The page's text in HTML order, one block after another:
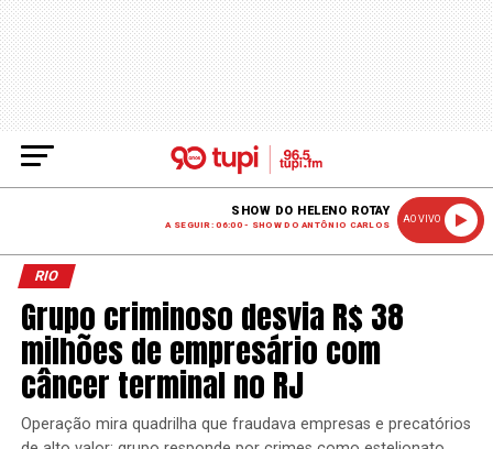
SHOW DO HELENO ROTAY
A SEGUIR: 06:00 - SHOW DO ANTÔNIO CARLOS
AO VIVO
RIO
Grupo criminoso desvia R$ 38
milhões de empresário com
câncer terminal no RJ
Operação mira quadrilha que fraudava empresas e precatórios